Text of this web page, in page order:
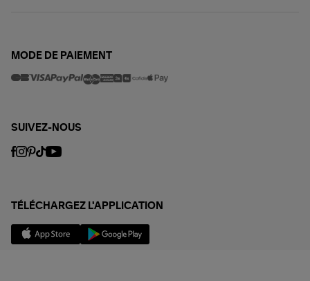
MODE DE PAIEMENT
SUIVEZ-NOUS
TÉLÉCHARGEZ L'APPLICATION